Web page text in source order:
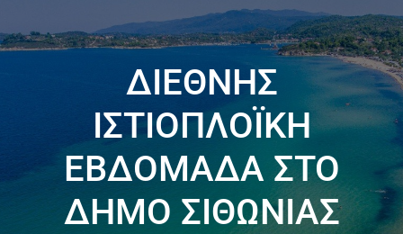
ΔΙΕΘΝΗΣ
ΙΣΤΙΟΠΛΟΪΚΗ
ΕΒΔΟΜΑΔΑ ΣΤΟ
ΔΗΜΟ ΣΙΘΩΝΙΑΣ